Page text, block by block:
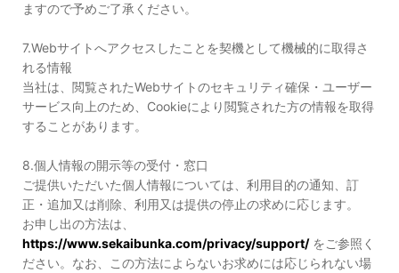
ますので予めご了承ください。
7.Webサイトへアクセスしたことを契機として機械的に取得さ
れる情報
当社は、閲覧されたWebサイトのセキュリティ確保・ユーザー
サービス向上のため、Cookieにより閲覧された方の情報を取得
することがあります。
8.個人情報の開示等の受付・窓口
ご提供いただいた個人情報については、利用目的の通知、訂
正・追加又は削除、利用又は提供の停止の求めに応じます。
お申し出の方法は、
https://www.sekaibunka.com/privacy/support/をご参照く
ださい。なお、この方法によらないお求めには応じられない場